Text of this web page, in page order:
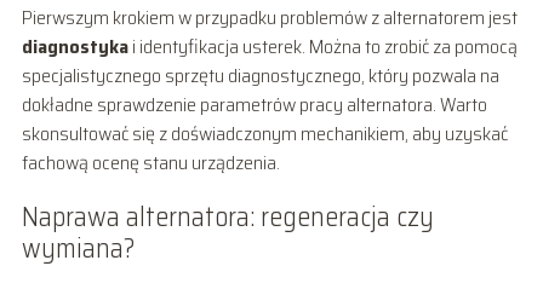
Pierwszym krokiem w przypadku problemów z alternatorem jest
diagnostykai identyfikacja usterek. Można to zrobić za pomocą
specjalistycznego sprzętu diagnostycznego, który pozwala na
dokładne sprawdzenie parametrów pracy alternatora. Warto
skonsultować się z doświadczonym mechanikiem, aby uzyskać
fachową ocenę stanu urządzenia.
Naprawa alternatora: regeneracja czy
wymiana?